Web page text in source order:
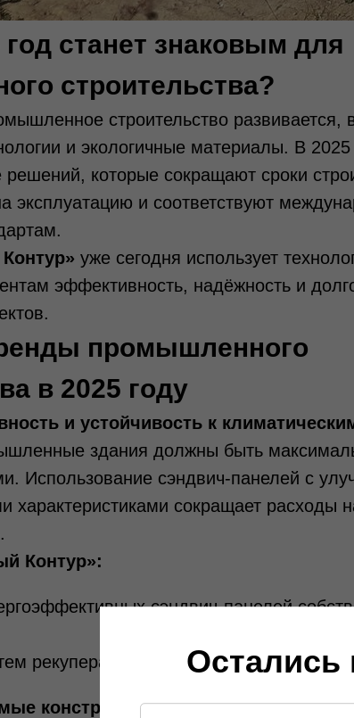
станет знаковым для
строительства?
строительство развивается,
и экологичные материалы. В 2025
решений, которые сокращают сроки
эксплуатацию и соответствуют
уже сегодня использует
эффективность, надёжность и
промышленного
в 2025 году
и устойчивость к
здания должны быть
Использование сэндвич-панелей с
характеристиками сокращает расходы
Контур»:
сэндвич-панелей
рекуперации тепла и солнечных
конструкции